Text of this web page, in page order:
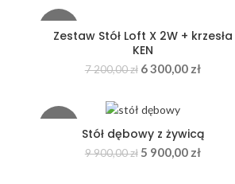
Zestaw Stół Loft X 2W + krzesła
KEN
7 200,00zł 6 300,00 zł
Stół dębowy z żywicą
9 900,00zł 5 900,00 zł